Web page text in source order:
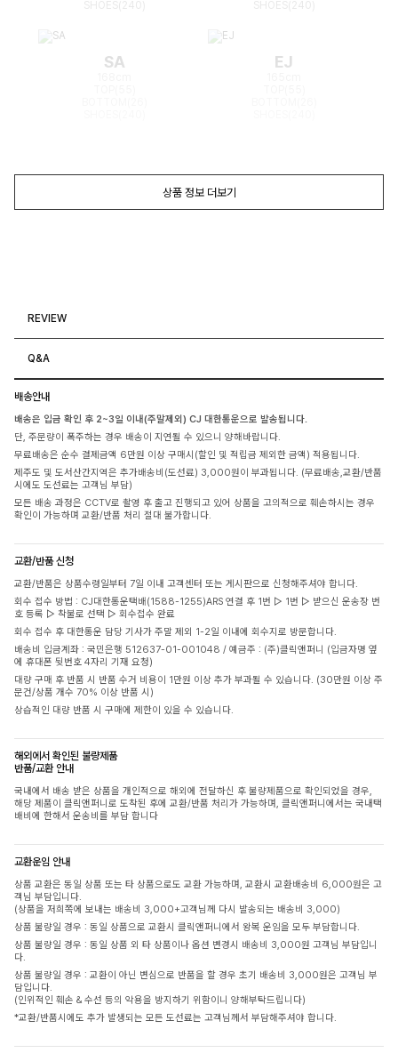
SA EJ
상품 정보 더보기
REVIEW
Q&A
배송안내
배송은 입금 확인 후 2~3일 이내(주말제외) CJ 대한통운으로 발송됩니다.
단, 주문량이 폭주하는 경우 배송이 지연될 수 있으니 양해바랍니다.
무료배송은 순수 결제금액 6만원 이상 구매시(할인 및 적립금 제외한 금액) 적용됩니다.
제주도 및 도서산간지역은 추가배송비(도선료) 3,000원이 부과됩니다. (무료배송,교환/반품
시에도 도선료는 고객님 부담)
모든 배송 과정은 CCTV로 촬영 후 출고 진행되고 있어 상품을 고의적으로 훼손하시는 경우
확인이 가능하며 교환/반품 처리 절대 불가합니다.
교환/반품 신청
교환/반품은 상품수령일부터 7일 이내 고객센터 또는 게시판으로 신청해주셔야 합니다.
회수 접수 방법 : CJ대한통운택배(1588-1255)ARS 연결 후 1번 ▷ 1번 ▷ 받으신 운송장 번
호 등록 ▷ 착불로 선택 ▷ 회수접수 완료
회수 접수 후 대한통운 담당 기사가 주말 제외 1-2일 이내에 회수지로 방문합니다.
배송비 입금계좌 : 국민은행 512637-01-001048 / 예금주 : (주)클릭앤퍼니 (입금자명 옆
에 휴대폰 뒷번호 4자리 기재 요청)
대량 구매 후 반품 시 반품 수거 비용이 1만원 이상 추가 부과될 수 있습니다. (30만원 이상 주
문건/상품 개수 70% 이상 반품 시)
상습적인 대량 반품 시 구매에 제한이 있을 수 있습니다.
해외에서 확인된 불량제품
반품/교환 안내
국내에서 배송 받은 상품을 개인적으로 해외에 전달하신 후 불량제품으로 확인되었을 경우,
해당 제품이 클릭앤퍼니로 도착된 후에 교환/반품 처리가 가능하며, 클릭앤퍼니에서는 국내택
배비에 한해서 운송비를 부담 합니다
교환운임 안내
상품 교환은 동일 상품 또는 타 상품으로도 교환 가능하며, 교환시 교환배송비 6,000원은 고
객님 부담입니다.
(상품을 저희쪽에 보내는 배송비 3,000+고객님께 다시 발송되는 배송비 3,000)
상품 불량일 경우 : 동일 상품으로 교환시 클릭앤퍼니에서 왕복 운임을 모두 부담합니다.
상품 불량일 경우 : 동일 상품 외 타 상품이나 옵션 변경시 배송비 3,000원 고객님 부담입니
다.
상품 불량일 경우 : 교환이 아닌 변심으로 반품을 할 경우 초기 배송비 3,000원은 고객님 부
담입니다.
(인위적인 훼손 & 수선 등의 악용을 방지하기 위함이니 양해부탁드립니다)
*교환/반품시에도 추가 발생되는 모든 도선료는 고객님께서 부담해주셔야 합니다.